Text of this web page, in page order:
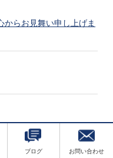
からお見舞い申し上げま
ブログ お問い合わせ